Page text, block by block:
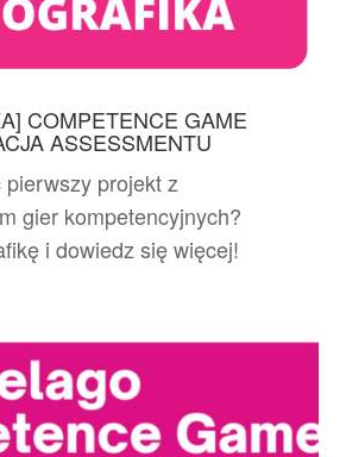
COMPETENCE GAME
ASSESSMENTU
projekt z
gier kompetencyjnych?
i dowiedz się więcej!